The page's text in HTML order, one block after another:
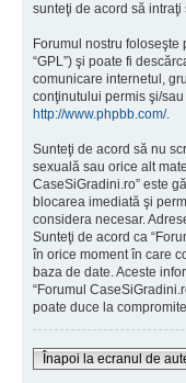
sunteţi de acord să
Forumul nostru foloseşte
“GPL”) şi poate fi
comunicare internetul,
conţinutului permis şi/
http://www.phpbb.com/.
Sunteţi de acord să nu
sexuală sau orice alt
CaseSiGradini.ro” este
blocarea imediată şi
considera necesar.
Sunteţi de acord ca
în orice moment în care
baza de date. Aceste
“Forumul
poate duce la
Înapoi la ecranul de